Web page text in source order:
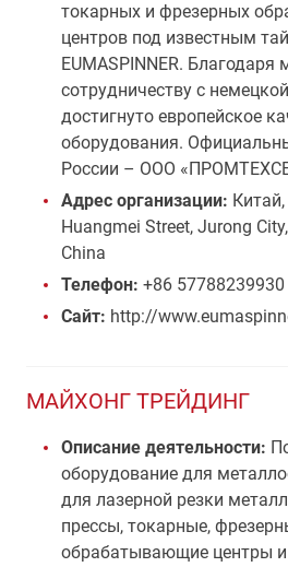
токарных и фрезерных
центров под известным
EUMASPINNER. Благодаря
сотрудничеству с
достигнуто европейское
оборудования.
России – ООО
Адрес организации:
Huangmei Street, Jurong
China
Телефон: +86 57788239930
Сайт: http://
МАЙХОНГ ТРЕЙДИНГ
Описание деятельности:
оборудование для
для лазерной резки
прессы, токарные,
обрабатывающие центры и